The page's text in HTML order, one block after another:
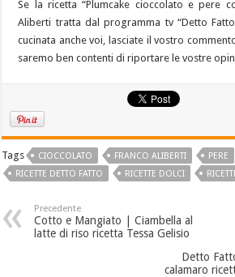
Se la ricetta “Plumcake cioccolato e pere
Aliberti tratta dal programma tv “Detto
cucinata anche voi, lasciate il vostro
saremo ben contenti di riportare le vostre
Tags CIOCCOLATO FRANCO ALIBERTI PERE
RICETTE DETTO FATTO
RICETTE DOLCI
Precedente
Cotto e Mangiato | Ciambella al
latte di riso ricetta Tessa Gelisio
Detto
calamaro